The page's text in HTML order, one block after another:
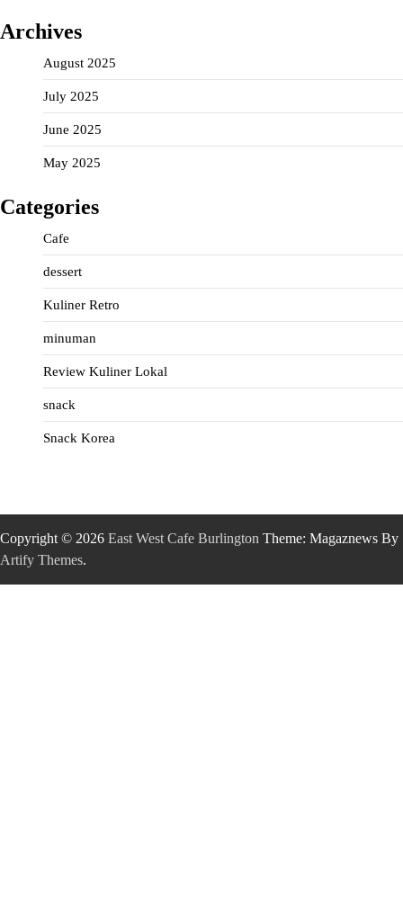
Archives
August 2025
July 2025
June 2025
May 2025
Categories
Cafe
dessert
Kuliner Retro
minuman
Review Kuliner Lokal
snack
Snack Korea
Copyright © 2026 East West Cafe Burlington Theme: Magaznews By
Artify Themes.